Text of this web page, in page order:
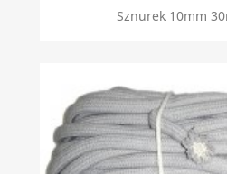
Sznurek 10mm